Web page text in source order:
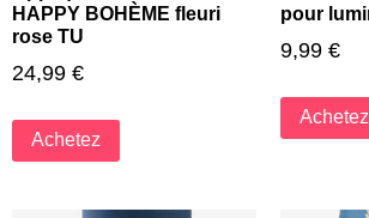
HAPPY BOHÈME fleuri
rose TU
24,99 €
Achetez
pour
9,99 €
Achetez